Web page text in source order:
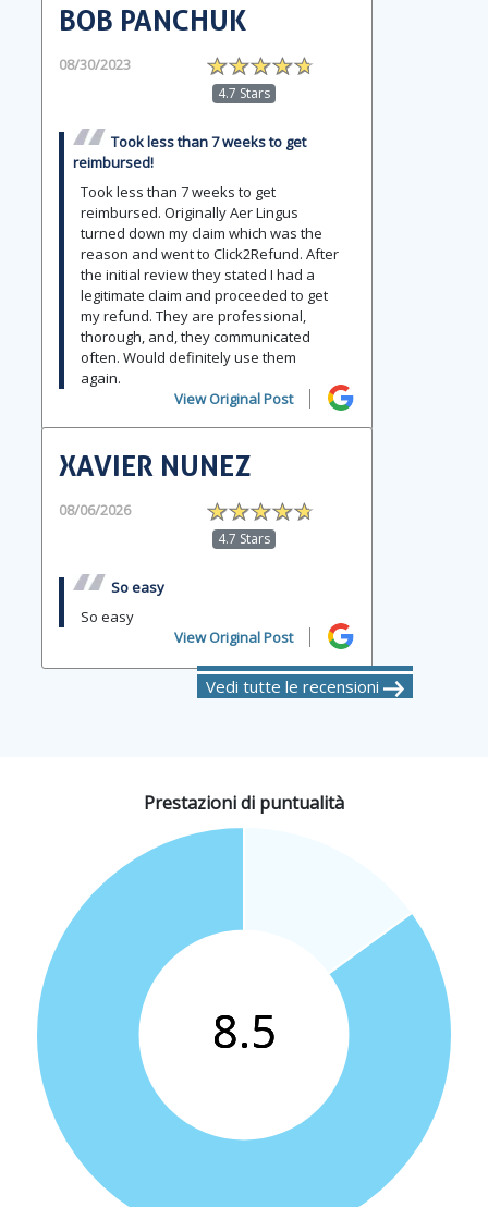
BOB PANCHUK
08/30/2023
4.7 Stars
Took less than 7 weeks to get
reimbursed!
Took less than 7 weeks to get
reimbursed. Originally Aer Lingus
turned down my claim which was the
reason and went to Click2Refund. After
the initial review they stated I had a
legitimate claim and proceeded to get
my refund. They are professional,
thorough, and, they communicated
often. Would definitely use them
again.
View Original Post
XAVIER NUNEZ
08/06/2026
4.7 Stars
So easy
So easy
View Original Post
Vedi tutte le recensioni
Prestazioni di puntualità